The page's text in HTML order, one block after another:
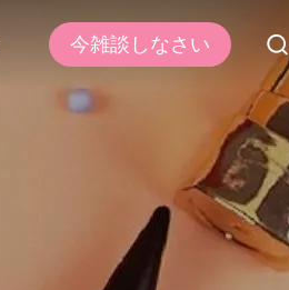
今雑談しなさい